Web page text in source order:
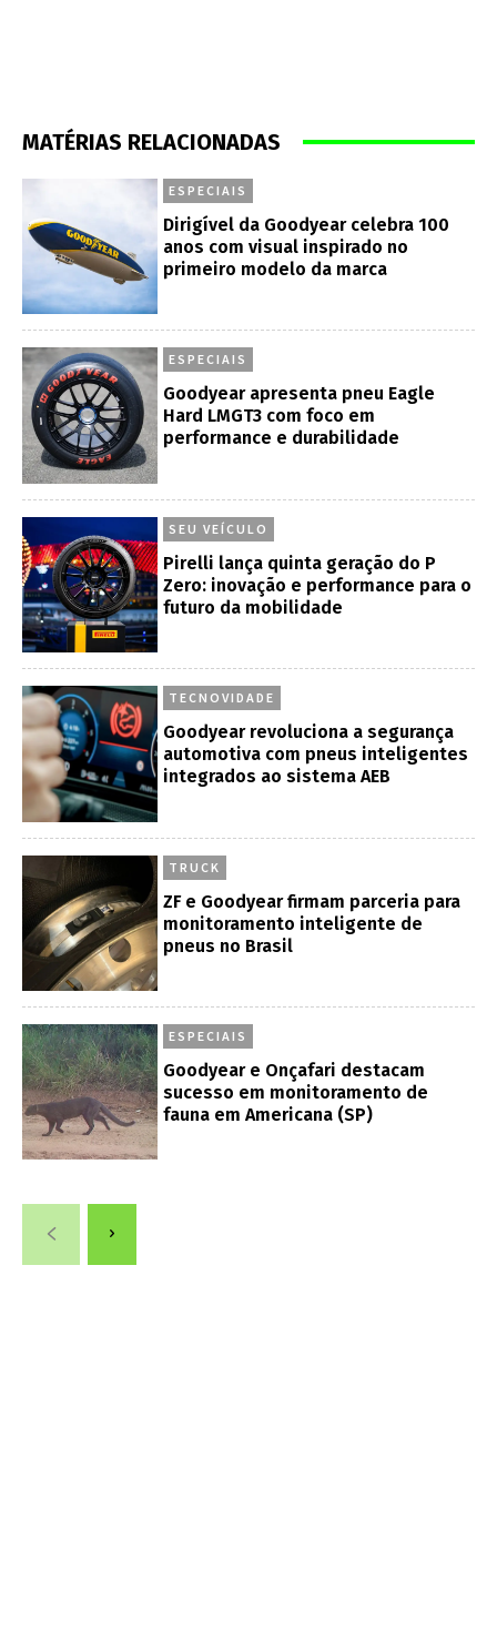
MATÉRIAS RELACIONADAS
ESPECIAIS
Dirigível da Goodyear celebra 100
anos com visual inspirado no
primeiro modelo da marca
ESPECIAIS
Goodyear apresenta pneu Eagle
Hard LMGT3 com foco em
performance e durabilidade
SEU VEÍCULO
Pirelli lança quinta geração do P
Zero: inovação e performance para o
futuro da mobilidade
TECNOVIDADE
Goodyear revoluciona a segurança
automotiva com pneus inteligentes
integrados ao sistema AEB
TRUCK
ZF e Goodyear firmam parceria para
monitoramento inteligente de
pneus no Brasil
ESPECIAIS
Goodyear e Onçafari destacam
sucesso em monitoramento de
fauna em Americana (SP)